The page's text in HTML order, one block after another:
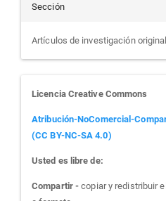
Sección
Artículos de investigación original
Licencia Creative Commons
Atribución-NoComercial-
(CC BY-NC-SA 4.0)
Usted es libre de:
Compartir -copiar y redistribuir